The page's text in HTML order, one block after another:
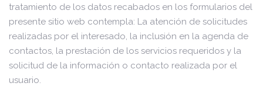
tratamiento de los datos recabados en los formularios del
presente sitio web contempla: La atención de solicitudes
realizadas por el interesado, la inclusión en la agenda de
contactos, la prestación de los servicios requeridos y la
solicitud de la información o contacto realizada por el
usuario.